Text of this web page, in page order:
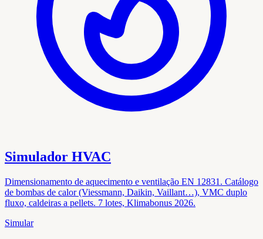
Simulador HVAC
Dimensionamento de aquecimento e ventilação EN 12831. Catálogo
de bombas de calor (Viessmann, Daikin, Vaillant…), VMC duplo
fluxo, caldeiras a pellets. 7 lotes, Klimabonus 2026.
Simular